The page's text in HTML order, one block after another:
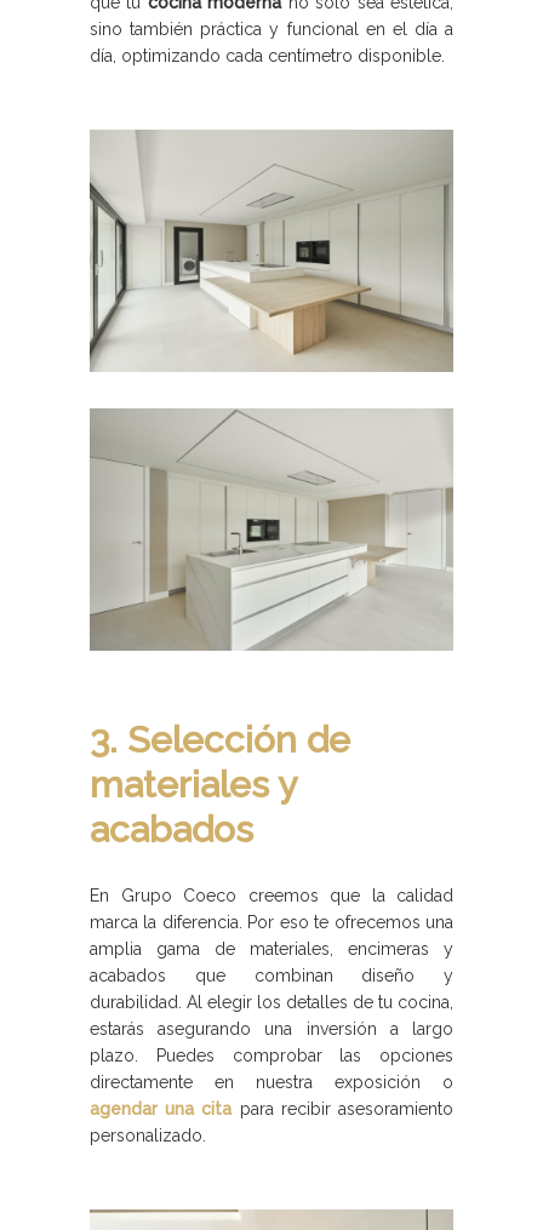
sino también práctica y funcional en el día a
día, optimizando cada centímetro disponible.
3. Selección de
materiales y
acabados
En Grupo Coeco creemos que la calidad
marca la diferencia. Por eso te ofrecemos una
amplia gama de materiales, encimeras y
acabados que combinan diseño y
durabilidad. Al elegir los detalles de tu cocina,
estarás asegurando una inversión a largo
plazo. Puedes comprobar las opciones
directamente en nuestra exposición o
agendar una citapara recibir asesoramiento
personalizado.